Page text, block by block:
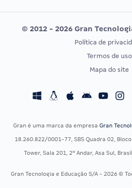
Editais publicados
CONCURSOS POR PROFISSÃO
Concursos Fiscais
Residência Multiprofissional
© 2012 - 2026 Gran
Política de
Termos de uso
Mapa do site
Gran é uma marca da empresa Gran
18.260.822/0001-77, SBS Quadra 02,
Tower, Sala 201, 2º Andar, Asa Sul,
Gran Tecnologia e Educação S/A - 2026 ©